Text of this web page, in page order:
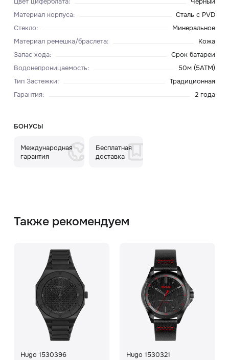
Материал корпуса:
Сталь с PVD
Стекло:
Минеральное
Материал ремешка/браслета:
Кожа
Запас хода:
Срок батареи
Водонепроницаемость:
50м (5ATM)
Тип Застежки:
Традиционная
Гарантия: 2 года
БОНУСЫ
Международная
гарантия
Бесплатная
доставка
Также рекомендуем
Hugo 1530396
Hugo 1530321